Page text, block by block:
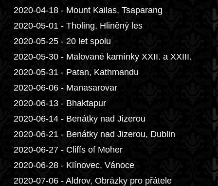
2020-04-18 - Mount Kailas, Tsaparang
2020-05-01 - Tholing, Hliněný les
2020-05-25 - 20 let spolu
2020-05-30 - Malované kamínky XXII. a XXIII.
2020-05-31 - Patan, Kathmandu
2020-06-06 - Manasarovar
2020-06-13 - Bhaktapur
2020-06-14 - Benátky nad Jizerou
2020-06-21 - Benátky nad Jizerou, Dublin
2020-06-27 - Cliffs of Moher
2020-06-28 - Klínovec, Vánoce
2020-07-06 - Aldrov, Obrázky pro přátele